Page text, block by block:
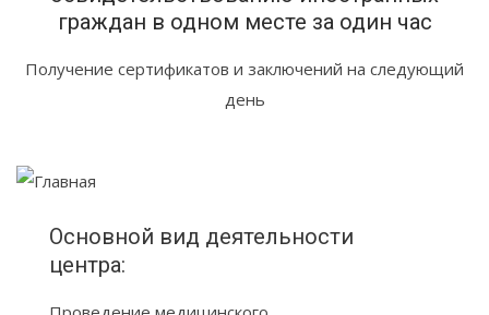
граждан в одном месте за один час
Получение сертификатов и заключений на следующий
день
Основной вид деятельности
центра: